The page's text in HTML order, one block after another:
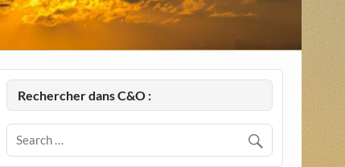
Rechercher dans C&O :